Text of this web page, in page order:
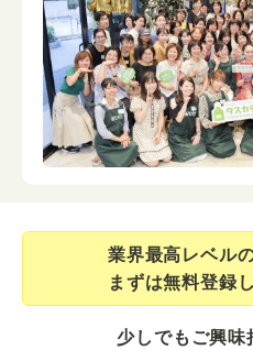
業界最⾼レベル
まずは無料登録
少しでもご興味